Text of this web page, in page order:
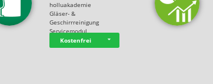
holluakademie
Gläser- &
Geschirrreinigung
Servicemodul
Kostenfrei